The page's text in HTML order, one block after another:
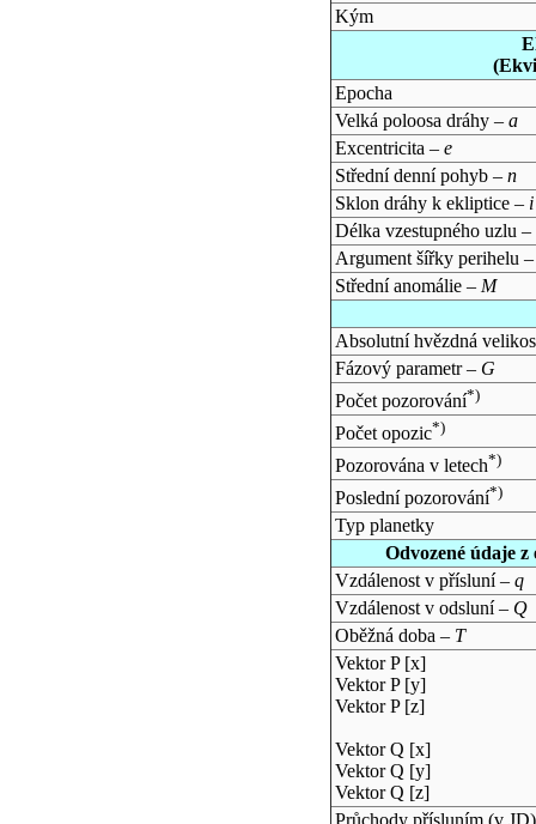
Kým
Epocha
Velká poloosa dráhy – a
Excentricita – e
Střední denní pohyb – n
Sklon dráhy k ekliptice – i
Délka vzestupného uzlu –
Argument šířky perihelu
Střední anomálie – M
Absolutní hvězdná
Fázový parametr – G
Počet pozorování*)
Počet opozic*)
Pozorována v letech*)
Poslední pozorování*)
Typ planetky
Odvozené údaje
Vzdálenost v přísluní – q
Vzdálenost v odsluní – Q
Oběžná doba – T
Vektor P [x]
Vektor P [y]
Vektor P [z]
Vektor Q [x]
Vektor Q [y]
Vektor Q [z]
Průchody přísluním (v JD)